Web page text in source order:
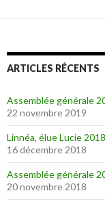
ARTICLES RÉCENTS
Assemblée générale
22 novembre 2019
Linnéa, élue Lucie
16 décembre 2018
Assemblée générale
20 novembre 2018